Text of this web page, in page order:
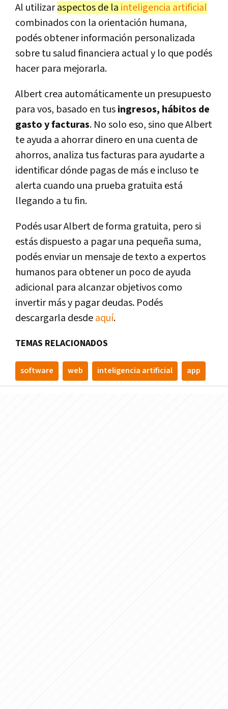
Al utilizaraspectos de la inteligencia artificial
combinados con la orientación humana,
podés obtener información personalizada
sobre tu salud financiera actual y lo que podés
hacer para mejorarla.
Albert crea automáticamente un presupuesto
para vos, basado en tusingresos, hábitos de
gasto y facturas. No solo eso, sino que Albert
te ayuda a ahorrar dinero en una cuenta de
ahorros, analiza tus facturas para ayudarte a
identificar dónde pagas de más e incluso te
alerta cuando una prueba gratuita está
llegando a tu fin.
Podés usar Albert de forma gratuita, pero si
estás dispuesto a pagar una pequeña suma,
podés enviar un mensaje de texto a expertos
humanos para obtener un poco de ayuda
adicional para alcanzar objetivos como
invertir más y pagar deudas. Podés
descargarla desdeaquí.
TEMAS RELACIONADOS
software web inteligencia artificial app